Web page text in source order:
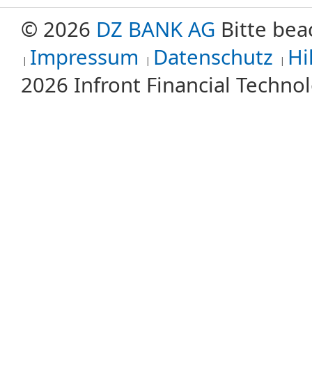
© 2026 DZ BANK AG Bitte
Impressum
Datenschutz
2026 Infront Financial